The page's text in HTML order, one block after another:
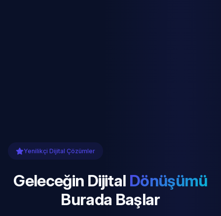
Yenilikçi Dijital Çözümler
Geleceğin Dijital Dönüşümü
Burada Başlar